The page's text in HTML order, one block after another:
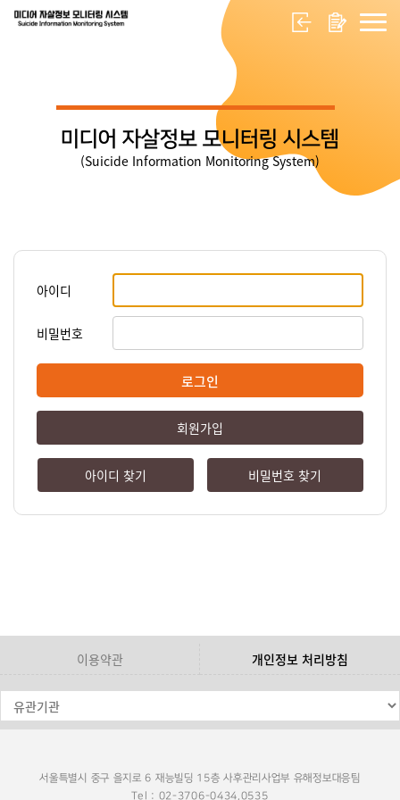
미디어 자살정보 모니터링 시스템
(Suicide Information Monitoring System)
아이디
비밀번호
로그인
회원가입
아이디 찾기 비밀번호 찾기
이용약관 개인정보 처리방침
서울특별시 중구 을지로 6 재능빌딩 15층 사후관리사업부 유해정보대응팀
Tel : 02-3706-0434,0535